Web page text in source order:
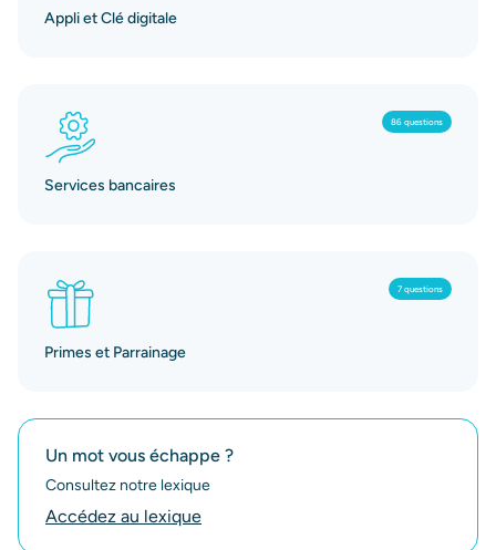
Appli et Clé digitale
86 questions
Services bancaires
7 questions
Primes et Parrainage
Un mot vous échappe ?
Consultez notre lexique
Accédez au lexique